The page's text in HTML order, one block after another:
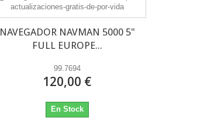
NAVEGADOR NAVMAN 5000 5"
FULL EUROPE...
99.7694
120,00 €
En Stock